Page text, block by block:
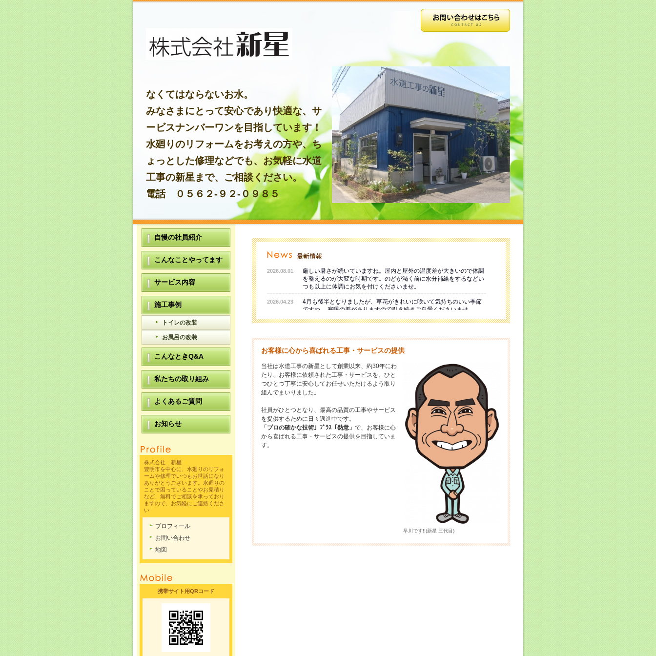
なくてはならないお水。
みなさまにとって安心であり快適な、サ
ービスナンバーワンを目指しています！
水廻りのリフォームをお考えの方や、ち
ょっとした修理などでも、お気軽に水道
工事の新星まで、ご相談ください。
電話 ０５６２-９２-０９８５
2026.08.01
厳しい暑さが続いていますね。屋内と屋外の温度差が大きいので体調
を整えるのが大変な時期です。のどが渇く前に水分補給をするなどい
つも以上に体調にお気を付けくださいませ。
2026.04.23
4月も後半となりましたが、草花がきれいに咲いて気持ちのいい季節
ですね。 寒暖の差がありますので引き続きご自愛くださいませ。
2025.12.27
年末年始営業のご案内 休業日：令和7年12月30日～令和8年1月4日
2025.10.03
朝晩は涼しくなって参りましたが、日中はまだ暑い日が続いています
ね。気温差にご注意ください。
2025.08.23
お盆を過ぎても厳しい暑さは衰えませんね。引き続き体調管理をして
ください。
2025.08.02 厳しい暑さが続いておりますがくれぐれもご自愛ください。
2024.12.20
本格的に冬の時期に入って参りました。寒さも一段と厳しくなって参
りますのでご自愛ください。
2024.10.29
このところ日中は秋らしく過ごしやすい日が多くなってまいりまし
た。朝晩は寒い日もあり寒暖差が激く体調管理が大変ですが、引き続
暦の上では早くも立秋が過ぎ、処暑を迎えましたが蒸し暑い日が続い
ていますね。まだしばらくは強い日差しとともに気温の高い日がござ
気持ちのいい季節になりました。寒暖の差が激しいの体調管理が大変
節分を迎え、寒さが厳しくなっております。体調管理を万全にお過ご
険がございますので、適切にエアコンを使用したり水分補給をまめに
お客様に心から喜ばれる工事・サービスの提供
当社は水道工事の新星として創業以来、約30年にわ
たり、お客様に依頼された工事・サービスを、ひと
つひとつ丁寧に安心してお任せいただけるよう取り
組んでまいりました。
社員がひとつとなり、最高の品質の工事やサービス
を提供するために日々邁進中です。
「プロの確かな技術」ﾌﾟﾗｽ「熱意」 で、お客様に心
から喜ばれる工事・サービスの提供を目指していま
す。
早川です!!(新星 三代目)
自慢の社員紹介
こんなことやってます
サービス内容
施工事例
トイレの改装
お風呂の改装
こんなときQ&A
私たちの取り組み
よくあるご質問
お知らせ
株式会社 新星
豊明市を中心に、水廻りのリフォ
ームや修理でいつもお世話になり
ありがとうございます。水廻りの
ことで困っていることやお見積り
など、無料でご相談を承っており
ますので、お気軽にご連絡くださ
い
プロフィール
お問い合わせ
地図
携帯サイト用QRコード